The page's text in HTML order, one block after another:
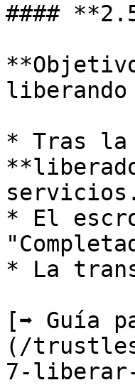
####
* Tras la
servicios.
* El
* La
[➡️ Guía
(/
7-liberar-